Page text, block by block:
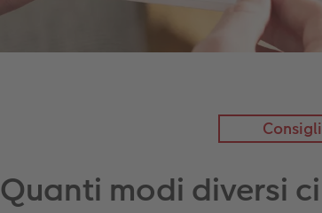
Quanti modi diversi